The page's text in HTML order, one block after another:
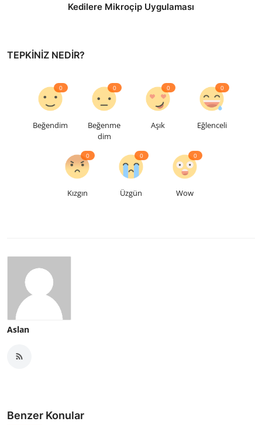
Kedilere Mikroçip Uygulaması
TEPKINIZ NEDIR?
Beğendim
0
Beğenme
dim
0
Aşık
0
Eğlenceli
0
Kızgın
0
Üzgün
0
Wow
0
Aslan
Benzer Konular